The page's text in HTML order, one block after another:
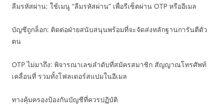
ลืมรหัสผ่าน: ใช้เมนู “ลืมรหัสผ่าน” เพื่อรีเซ็ตผ่าน OTP หรืออีเมล
บัญชีถูกล็อก: ติดต่อฝ่ายสนับสนุนพร้อมที่จะจัดส่งหลักฐานการันตีตัว
ตน
OTP ไม่มาถึง: พิจารณาเลขลำดับที่สมัครสมาชิก สัญญาณโทรศัพท์
เคลื่อนที่ รวมทั้งโฟลเดอร์สแปมในอีเมล
ทางคุ้มครองป้องกันบัญชีที่ควรปฏิบัติ